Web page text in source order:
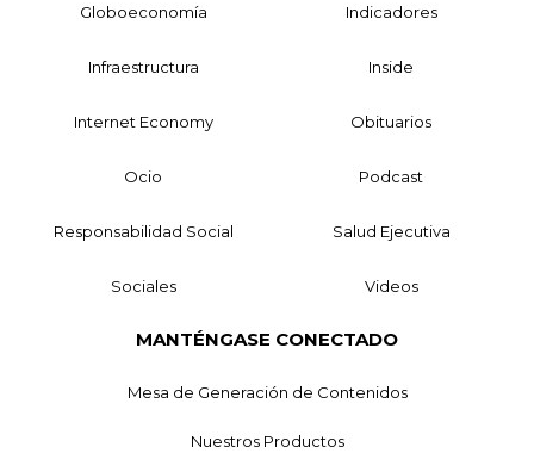
Globoeconomía Indicadores
Infraestructura Inside
Internet Economy Obituarios
Ocio Podcast
Responsabilidad Social Salud Ejecutiva
Sociales Videos
MANTÉNGASE CONECTADO
Mesa de Generación de Contenidos
Nuestros Productos